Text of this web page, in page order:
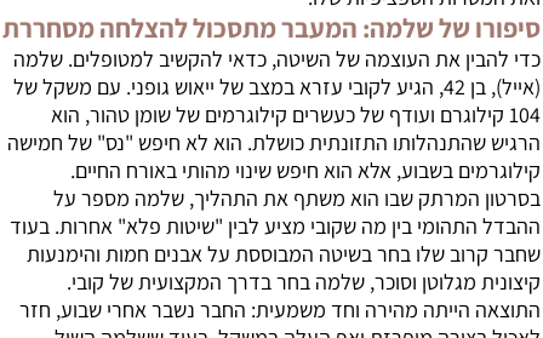
סיפורו של שלמה: המעבר מתסכול להצלחה מסחררת
כדי להבין את העוצמה של השיטה, כדאי להקשיב למטופלים. שלמה
(אייל), בן 42, הגיע לקובי עזרא במצב של ייאוש גופני. עם משקל של
104 קילוגרם ועודף של כעשרים קילוגרמים של שומן טהור, הוא
הרגיש שהתנהלותו התזונתית כושלת. הוא לא חיפש "נס" של חמישה
קילוגרמים בשבוע, אלא הוא חיפש שינוי מהותי באורח החיים.
בסרטון המרתק שבו הוא משתף את התהליך, שלמה מספר על
ההבדל התהומי בין מה שקובי מציע לבין "שיטות פלא" אחרות. בעוד
שחבר קרוב שלו בחר בשיטה המבוססת על אבנים חמות והימנעות
קיצונית מגלוטן וסוכר, שלמה בחר בדרך המקצועית של קובי.
התוצאה הייתה מהירה וחד משמעית: החבר נשבר אחרי שבוע, חזר